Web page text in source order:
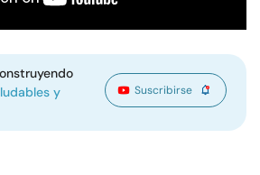
y
Suscribirse